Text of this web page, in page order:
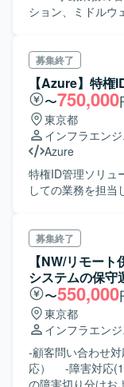
ション、ミドル
募集終了
【Azure】特権
〜750,000
東京都
インフラエン
Azure
特権ID管理ソリュ
しての業務を担当
募集終了
【NW/リモー
システムの保守
〜550,000
東京都
インフラエン
‐顧客問い合わせ
応） ‐障害対応(1
の障害切り分け